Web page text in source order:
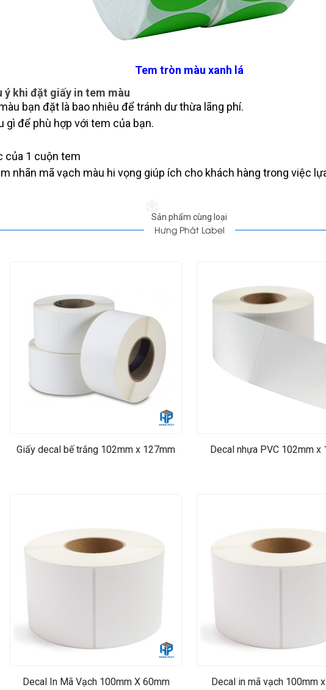
Tem tròn màu xanh lá
ý khi đặt giấy in tem màu
bạn đặt là bao nhiêu để tránh dư thừa lãng phí.
gì để phù hợp với tem của bạn.
của 1 cuộn tem
nhãn mã vạch màu hi vọng giúp ích cho khách hàng trong việc
Sản phẩm cùng loại
Hưng Phát Label
Giấy decal bế trắng 102mm x 127mm Decal nhựa PVC 102mm x
Decal In Mã Vạch 100mm X 60mm Decal in mã vạch 100mm
❄